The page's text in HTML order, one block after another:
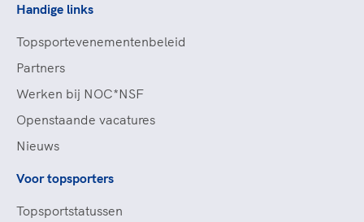
Handige links
Topsportevenementenbeleid
Partners
Werken bij NOC*NSF
Openstaande vacatures
Nieuws
Voor topsporters
Topsportstatussen